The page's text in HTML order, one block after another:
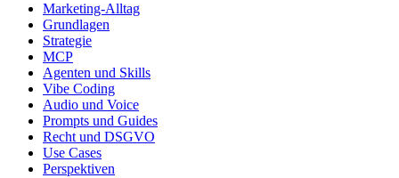
Marketing-Alltag
Grundlagen
Strategie
MCP
Agenten und Skills
Vibe Coding
Audio und Voice
Prompts und Guides
Recht und DSGVO
Use Cases
Perspektiven